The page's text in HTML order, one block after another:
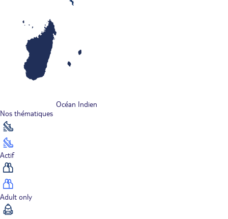
Océan Indien
Nos thématiques
Actif
Adult only